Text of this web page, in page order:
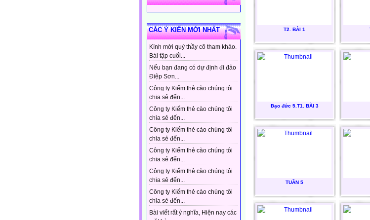
CÁC Ý KIẾN MỚI NHẤT
Kính mời quý thầy cô tham khảo.
Bài tập cuối...
Nếu bạn đang có dự định đi đảo
Điệp Sơn...
Công ty Kiếm thẻ cào chúng tôi
chia sẻ đến...
Công ty Kiếm thẻ cào chúng tôi
chia sẻ đến...
Công ty Kiếm thẻ cào chúng tôi
chia sẻ đến...
Công ty Kiếm thẻ cào chúng tôi
chia sẻ đến...
Công ty Kiếm thẻ cào chúng tôi
chia sẻ đến...
Công ty Kiếm thẻ cào chúng tôi
chia sẻ đến...
Bài viết rất ý nghĩa, Hiện nay các
T2. BÀI 1
Đạo đức 5.T1. BÀI 3
TUẦN 5